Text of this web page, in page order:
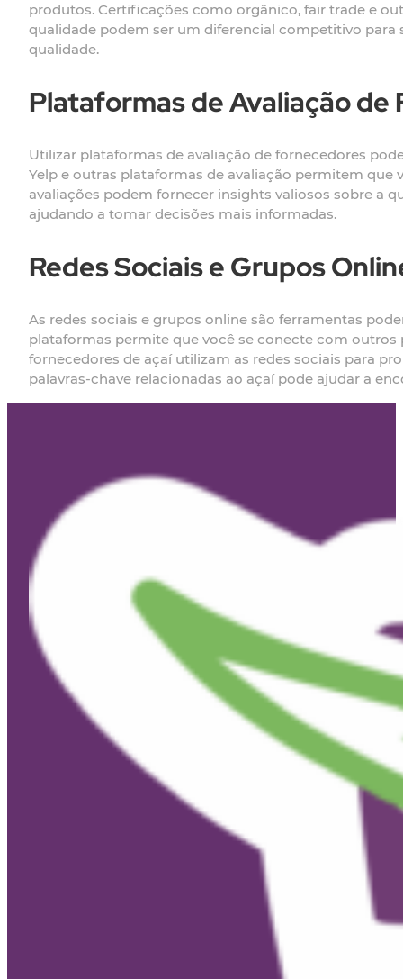
produtos. Certificações como orgânico, fair trade e
qualidade podem ser um diferencial competitivo
qualidade.
Plataformas de Avaliação de
Utilizar plataformas de avaliação de fornecedores
Yelp e outras plataformas de avaliação permitem que
avaliações podem fornecer insights valiosos sobre a
ajudando a tomar decisões mais informadas.
Redes Sociais e Grupos
As redes sociais e grupos online são ferramentas
plataformas permite que você se conecte com
fornecedores de açaí utilizam as redes sociais para
palavras-chave relacionadas ao açaí pode ajudar a